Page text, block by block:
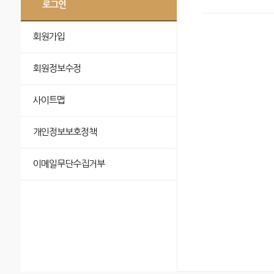
로그인
회원가입
회원정보수정
사이트맵
개인정보보호정책
이메일무단수집거부